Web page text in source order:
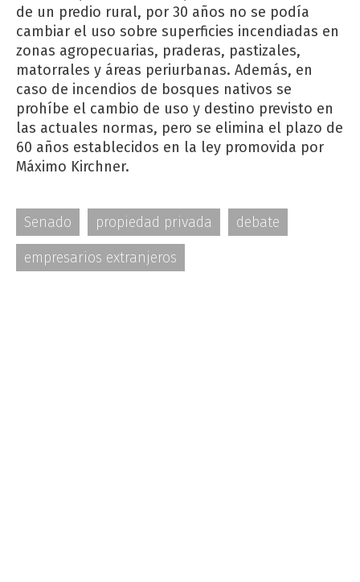
de un predio rural, por 30 años no se podía
cambiar el uso sobre superficies incendiadas en
zonas agropecuarias, praderas, pastizales,
matorrales y áreas periurbanas. Además, en
caso de incendios de bosques nativos se
prohíbe el cambio de uso y destino previsto en
las actuales normas, pero se elimina el plazo de
60 años establecidos en la ley promovida por
Máximo Kirchner.
Senado propiedad privada
debate
empresarios extranjeros